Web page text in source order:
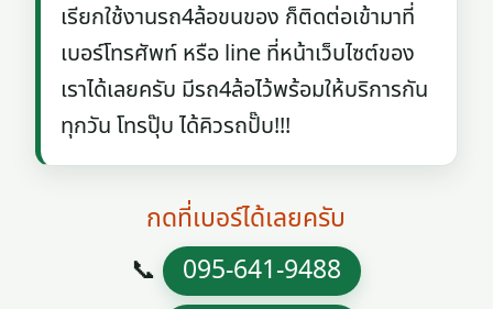
เรียกใช้งานรถ4ล้อขนของ ก็ติดต่อเข้ามาที่
เบอร์โทรศัพท์ หรือ line ที่หน้าเว็บไซต์ของ
เราได้เลยครับ มีรถ4ล้อไว้พร้อมให้บริการกัน
ทุกวัน โทรปุ๊บ ได้คิวรถปั๊บ!!!
กดที่เบอร์ได้เลยครับ
📞 095-641-9488